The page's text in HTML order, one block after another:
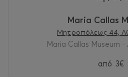
Maria Callas
Μητροπόλεως 44,
Maria Callas Museum -
από 3€